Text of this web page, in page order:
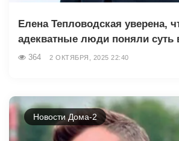
Елена Тепловодская уверена,
адекватные люди поняли суть
364 2 ОКТЯБРЯ, 2025 22:40
Новости Дома-2